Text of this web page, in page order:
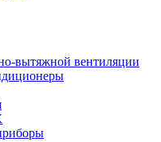
вытяжной вентиляции